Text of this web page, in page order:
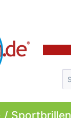
/ Sportbrillen